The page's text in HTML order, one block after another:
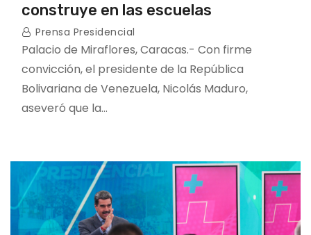
construye en las escuelas
Prensa Presidencial
Palacio de Miraflores, Caracas.- Con firme
convicción, el presidente de la República
Bolivariana de Venezuela, Nicolás Maduro,
aseveró que la…